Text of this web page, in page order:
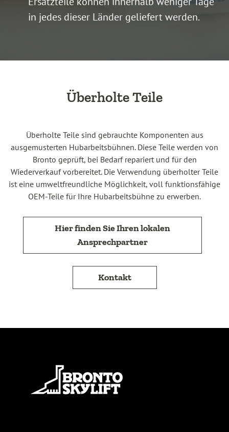
in jedes dieser Länder geliefert werden.
Überholte Teile
Überholte Teile sind gebrauchte Komponenten aus
ausgemusterten Hubarbeitsbühnen. Diese Teile werden von
Bronto geprüft, bei Bedarf repariert und für den
Wiederverkauf vorbereitet. Die Verwendung überholter Teile
ist eine umweltfreundliche Möglichkeit, voll funktionsfähige
OEM-Teile für Ihre Hubarbeitsbühne zu erwerben.
Hier finden Sie Ihren lokalen
Ansprechpartner
Kontakt